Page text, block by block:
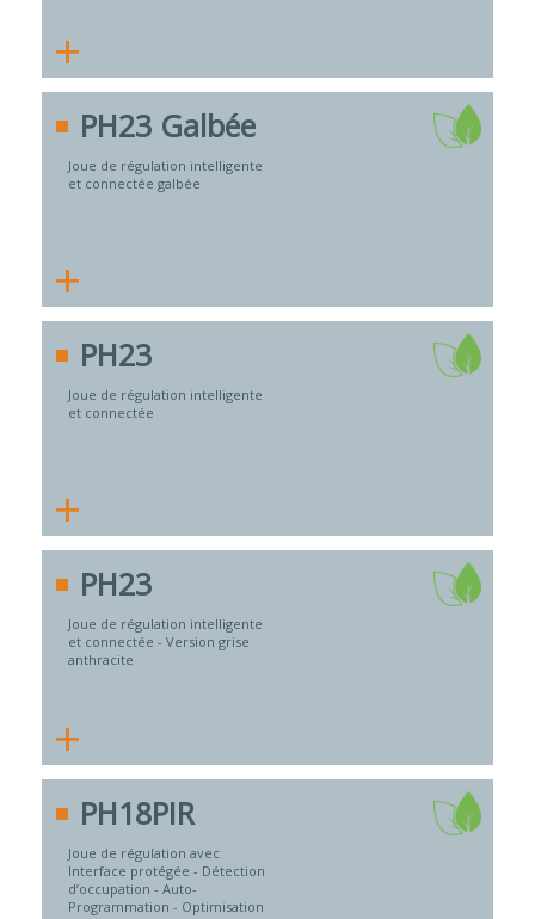
+
PH23 Galbée
Joue de régulation intelligente
et connectée galbée
+
PH23
Joue de régulation intelligente
et connectée
+
PH23
Joue de régulation intelligente
et connectée - Version grise
anthracite
+
PH18PIR
Joue de régulation avec
Interface protégée - Détection
d’occupation - Auto-
Programmation - Optimisation